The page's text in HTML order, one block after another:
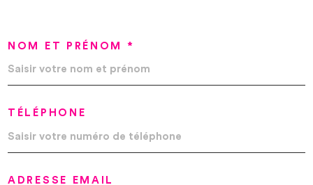
NOM ET PRÉNOM *
TÉLÉPHONE
ADRESSE EMAIL